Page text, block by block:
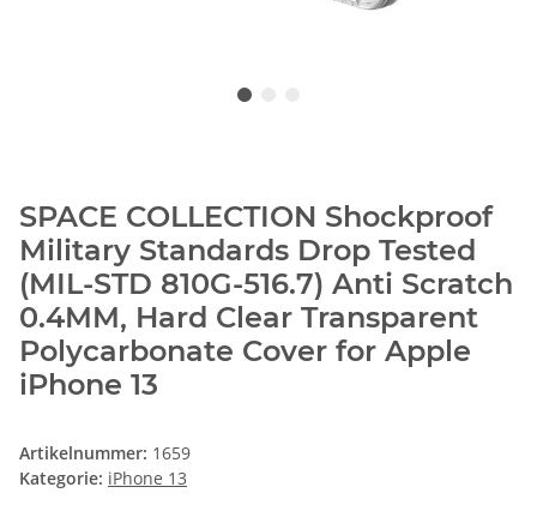
SPACE COLLECTION Shockproof
Military Standards Drop Tested
(MIL-STD 810G-516.7) Anti Scratch
0.4MM, Hard Clear Transparent
Polycarbonate Cover for Apple
iPhone 13
Artikelnummer: 1659
Kategorie: iPhone 13